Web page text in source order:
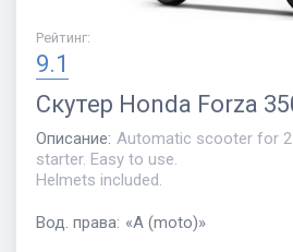
Рейтинг:
9.1
Скутер Honda Forza
Описание: Automatic scooter for 2
starter. Easy to use.
Helmets included.
Вод. права: «A (moto)»